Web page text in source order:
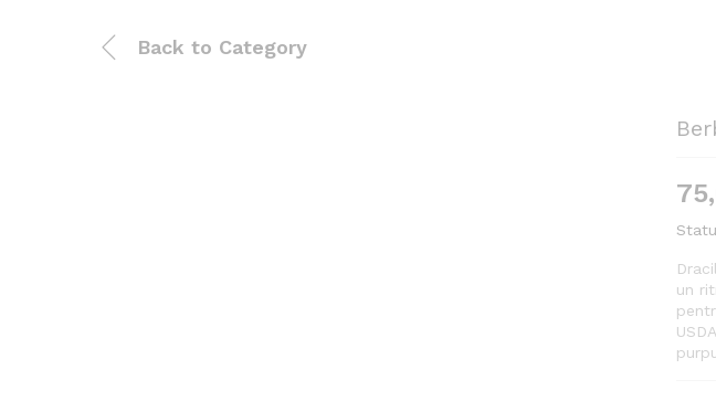
Back to Category
un